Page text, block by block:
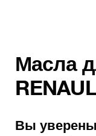
Масла
Вы